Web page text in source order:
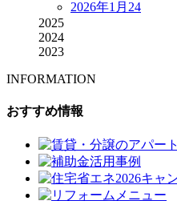
2026年1月 24
2025
2024
2023
INFORMATION
おすすめ情報